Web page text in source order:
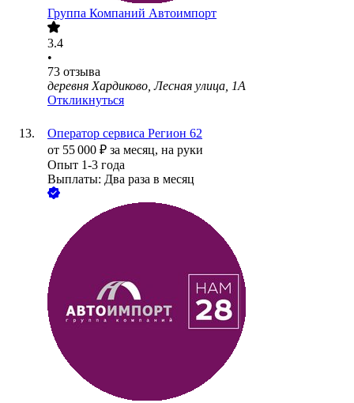
Группа Компаний Автоимпорт
3.4
•
73 отзыва
деревня Хардиково, Лесная улица, 1А
Откликнуться
Оператор сервиса Регион 62
от 55 000 ₽ за месяц, на руки
Опыт 1-3 года
Выплаты: Два раза в месяц